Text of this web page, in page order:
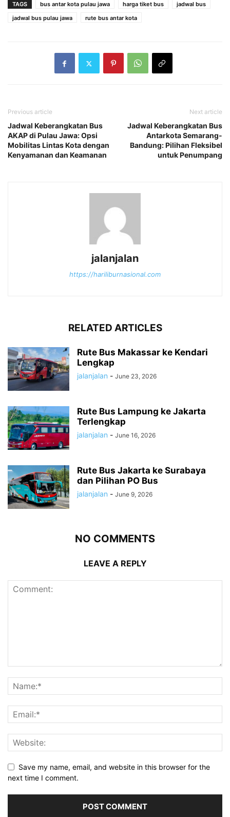
TAGS bus antar kota pulau jawa harga tiket bus
jadwal bus
jadwal bus pulau jawa
rute bus antar kota
Previous article
Jadwal Keberangkatan Bus
AKAP di Pulau Jawa: Opsi
Mobilitas Lintas Kota dengan
Kenyamanan dan Keamanan
Next article
Jadwal Keberangkatan Bus
Antarkota Semarang-
Bandung: Pilihan Fleksibel
untuk Penumpang
jalanjalan
https://hariliburnasional.com
RELATED ARTICLES
Rute Bus Makassar ke Kendari
Lengkap
jalanjalan - June 23, 2026
Rute Bus Lampung ke Jakarta
Terlengkap
jalanjalan - June 16, 2026
Rute Bus Jakarta ke Surabaya
dan Pilihan PO Bus
jalanjalan - June 9, 2026
NO COMMENTS
LEAVE A REPLY
Save my name, email, and website in this browser for the
next time I comment.